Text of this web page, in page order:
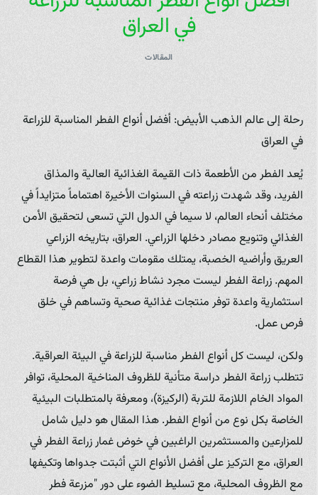
في العراق
المقالات
رحلة إلى عالم الذهب الأبيض: أفضل أنواع الفطر المناسبة للزراعة
في العراق
يُعد الفطر من الأطعمة ذات القيمة الغذائية العالية والمذاق
الفريد، وقد شهدت زراعته في السنوات الأخيرة اهتماماً متزايداً في
مختلف أنحاء العالم، لا سيما في الدول التي تسعى لتحقيق الأمن
الغذائي وتنويع مصادر دخلها الزراعي. العراق، بتاريخه الزراعي
العريق وأراضيه الخصبة، يمتلك مقومات واعدة لتطوير هذا القطاع
المهم. زراعة الفطر ليست مجرد نشاط زراعي، بل هي فرصة
استثمارية واعدة توفر منتجات غذائية صحية وتساهم في خلق
فرص عمل.
ولكن، ليست كل أنواع الفطر مناسبة للزراعة في البيئة العراقية.
تتطلب زراعة الفطر دراسة متأنية للظروف المناخية المحلية، توافر
المواد الخام اللازمة للتربة (الركيزة)، ومعرفة بالمتطلبات البيئية
الخاصة بكل نوع من أنواع الفطر. هذا المقال هو دليل شامل
للمزارعين والمستثمرين الراغبين في خوض غمار زراعة الفطر في
العراق، مع التركيز على أفضل الأنواع التي أثبتت جدواها وتكيفها
مع الظروف المحلية، مع تسليط الضوء على دور "مزرعة فطر